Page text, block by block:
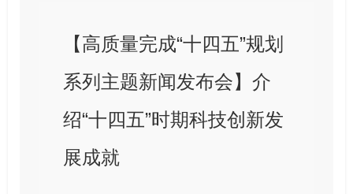
【高质量完成“十四五”规划
系列主题新闻发布会】介
绍“十四五”时期科技创新发
展成就